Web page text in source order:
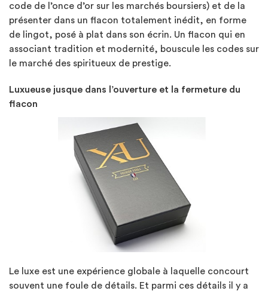
code de l’once d’or sur les marchés boursiers) et de la
présenter dans un flacon totalement inédit, en forme
de lingot, posé à plat dans son écrin. Un flacon qui en
associant tradition et modernité, bouscule les codes sur
le marché des spiritueux de prestige.
Luxueuse jusque dans l’ouverture et la fermeture du
flacon
Le luxe est une expérience globale à laquelle concourt
souvent une foule de détails. Et parmi ces détails il y a